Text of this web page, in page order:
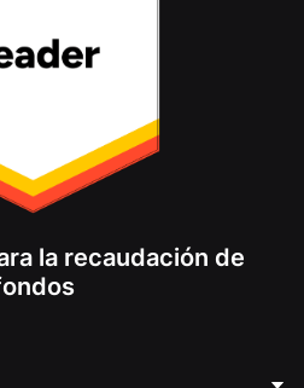
la recaudación de